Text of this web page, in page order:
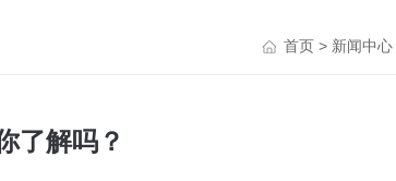
首页 > 新闻中心
了解吗？